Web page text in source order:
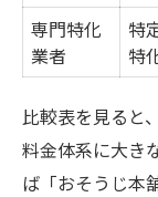
専門特化
業者
特
特
比較表を見ると
料金体系に大き
ば「おそうじ本